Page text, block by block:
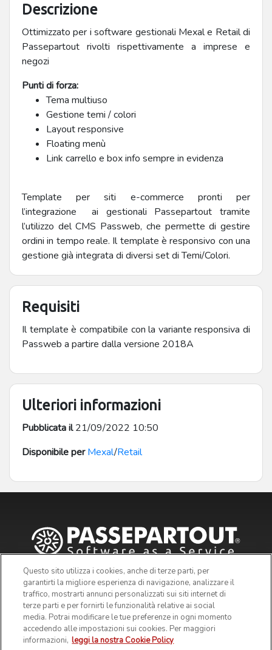
Descrizione
Ottimizzato per i software gestionali Mexal e Retail di
Passepartout rivolti rispettivamente a imprese e
negozi
Punti di forza:
Tema multiuso
Gestione temi / colori
Layout responsive
Floating menù
Link carrello e box info sempre in evidenza
Template per siti e-commerce pronti per
l’integrazione ai gestionali Passepartout tramite
l’utilizzo del CMS Passweb, che permette di gestire
ordini in tempo reale. Il template è responsivo con una
gestione già integrata di diversi set di Temi/Colori.
Requisiti
Il template è compatibile con la variante responsiva di
Passweb a partire dalla versione 2018A
Ulteriori informazioni
Pubblicata il21/09/2022 10:50
Disponibile per Mexal/Retail
Questo sito utilizza i cookies, anche di terze parti, per
garantirti la migliore esperienza di navigazione, analizzare il
traffico, mostrarti annunci personalizzati sui siti internet di
terze parti e per fornirti le funzionalità relative ai social
media. Potrai modificare le tue preferenze in ogni momento
accedendo alle impostazioni sui cookies. Per maggiori
informazioni, leggi la nostra Cookie Policy